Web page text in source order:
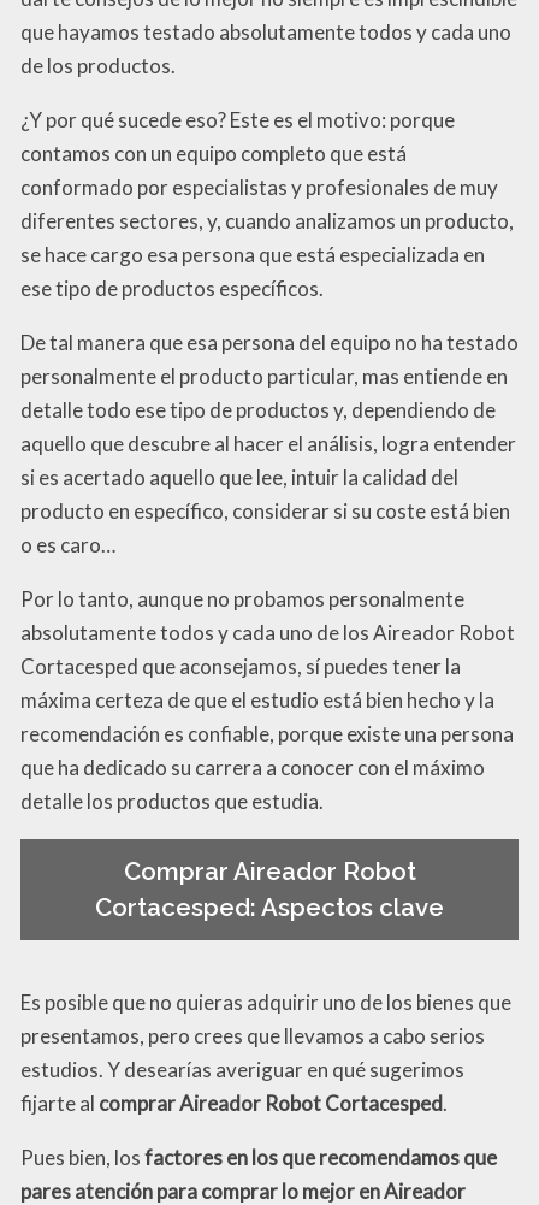
que hayamos testado absolutamente todos y cada uno
de los productos.
¿Y por qué sucede eso? Este es el motivo: porque
contamos con un equipo completo que está
conformado por especialistas y profesionales de muy
diferentes sectores, y, cuando analizamos un producto,
se hace cargo esa persona que está especializada en
ese tipo de productos específicos.
De tal manera que esa persona del equipo no ha testado
personalmente el producto particular, mas entiende en
detalle todo ese tipo de productos y, dependiendo de
aquello que descubre al hacer el análisis, logra entender
si es acertado aquello que lee, intuir la calidad del
producto en específico, considerar si su coste está bien
o es caro…
Por lo tanto, aunque no probamos personalmente
absolutamente todos y cada uno de los Aireador Robot
Cortacesped que aconsejamos, sí puedes tener la
máxima certeza de que el estudio está bien hecho y la
recomendación es confiable, porque existe una persona
que ha dedicado su carrera a conocer con el máximo
detalle los productos que estudia.
Comprar Aireador Robot
Cortacesped: Aspectos clave
Es posible que no quieras adquirir uno de los bienes que
presentamos, pero crees que llevamos a cabo serios
estudios. Y desearías averiguar en qué sugerimos
fijarte al comprar Aireador Robot Cortacesped.
Pues bien, losfactores en los que recomendamos que
pares atención para comprar lo mejor en Aireador